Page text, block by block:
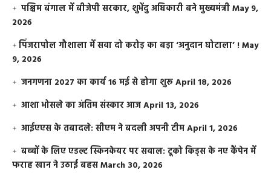
पश्चिम बंगाल में बीजेपी सरकार, शुभेंदु अधिकारी बने मुख्यमंत्रीMay 9,
2026
​पिंजरापोल गौशाला में सवा दो करोड़ का बड़ा ‘अनुदान घोटाला’ !May
9, 2026
जनगणना 2027 का कार्य 16 मई से होगा शुरूApril 18, 2026
आशा भोसले का अंतिम संस्कार आजApril 13, 2026
आईएएस के तबादले: सीएम ने बदली अपनी टीमApril 1, 2026
बच्चों के लिए एडल्ट स्किनकेयर पर सवाल: टूको किड्स के नए कैंपेन में
फराह खान ने उठाई बहसMarch 30, 2026